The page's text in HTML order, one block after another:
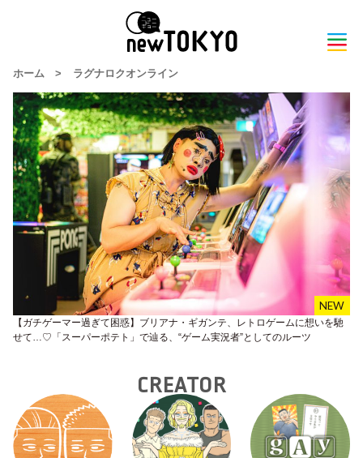
ホーム > ラグナロクオンライン
【ガチゲーマー過ぎて困惑】ブリアナ・ギガンテ、レトロゲームに想いを馳
せて…♡「スーパーポテト」で辿る、“ゲーム実況者”としてのルーツ
CREATOR